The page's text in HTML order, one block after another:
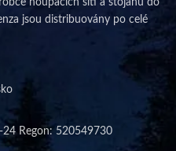
houpacích sítí a stojanu do
jsou distribuovány po celé
Regon: 520549730